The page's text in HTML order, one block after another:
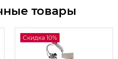
товары
Скидка 10%